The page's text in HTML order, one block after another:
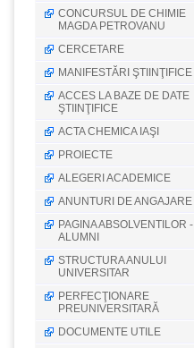
CONCURSUL DE CHIMIE
MAGDA PETROVANU
CERCETARE
MANIFESTĂRI ŞTIINŢIFICE
ACCES LA BAZE DE DATE
ŞTIINŢIFICE
ACTA CHEMICA IAŞI
PROIECTE
ALEGERI ACADEMICE
ANUNTURI DE ANGAJARE
PAGINA ABSOLVENTILOR -
ALUMNI
STRUCTURA ANULUI
UNIVERSITAR
PERFECŢIONARE
PREUNIVERSITARĂ
DOCUMENTE UTILE